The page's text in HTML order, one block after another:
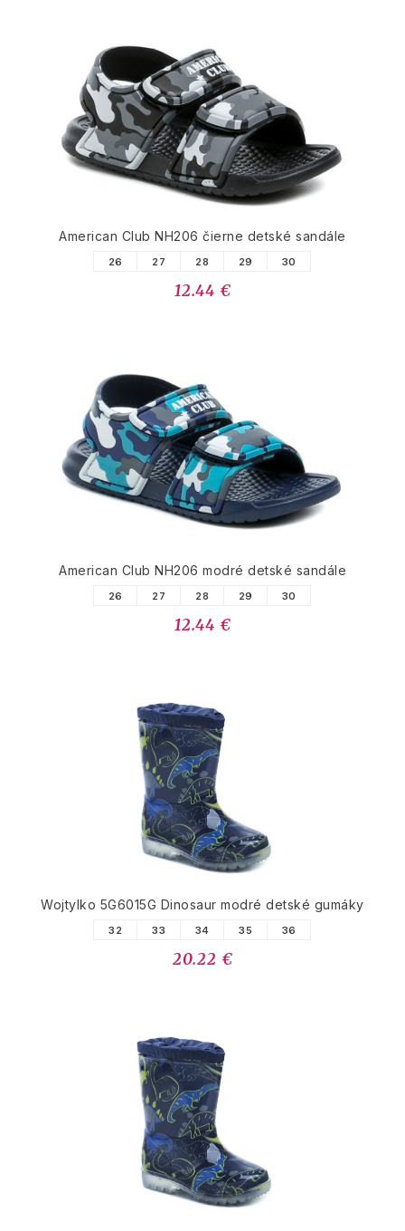
American Club NH206 čierne detské sandále
26 27 28 29 30
12.44 €
American Club NH206 modré detské sandále
26 27 28 29 30
12.44 €
Wojtylko 5G6015G Dinosaur modré detské gumáky
32 33 34 35 36
20.22 €